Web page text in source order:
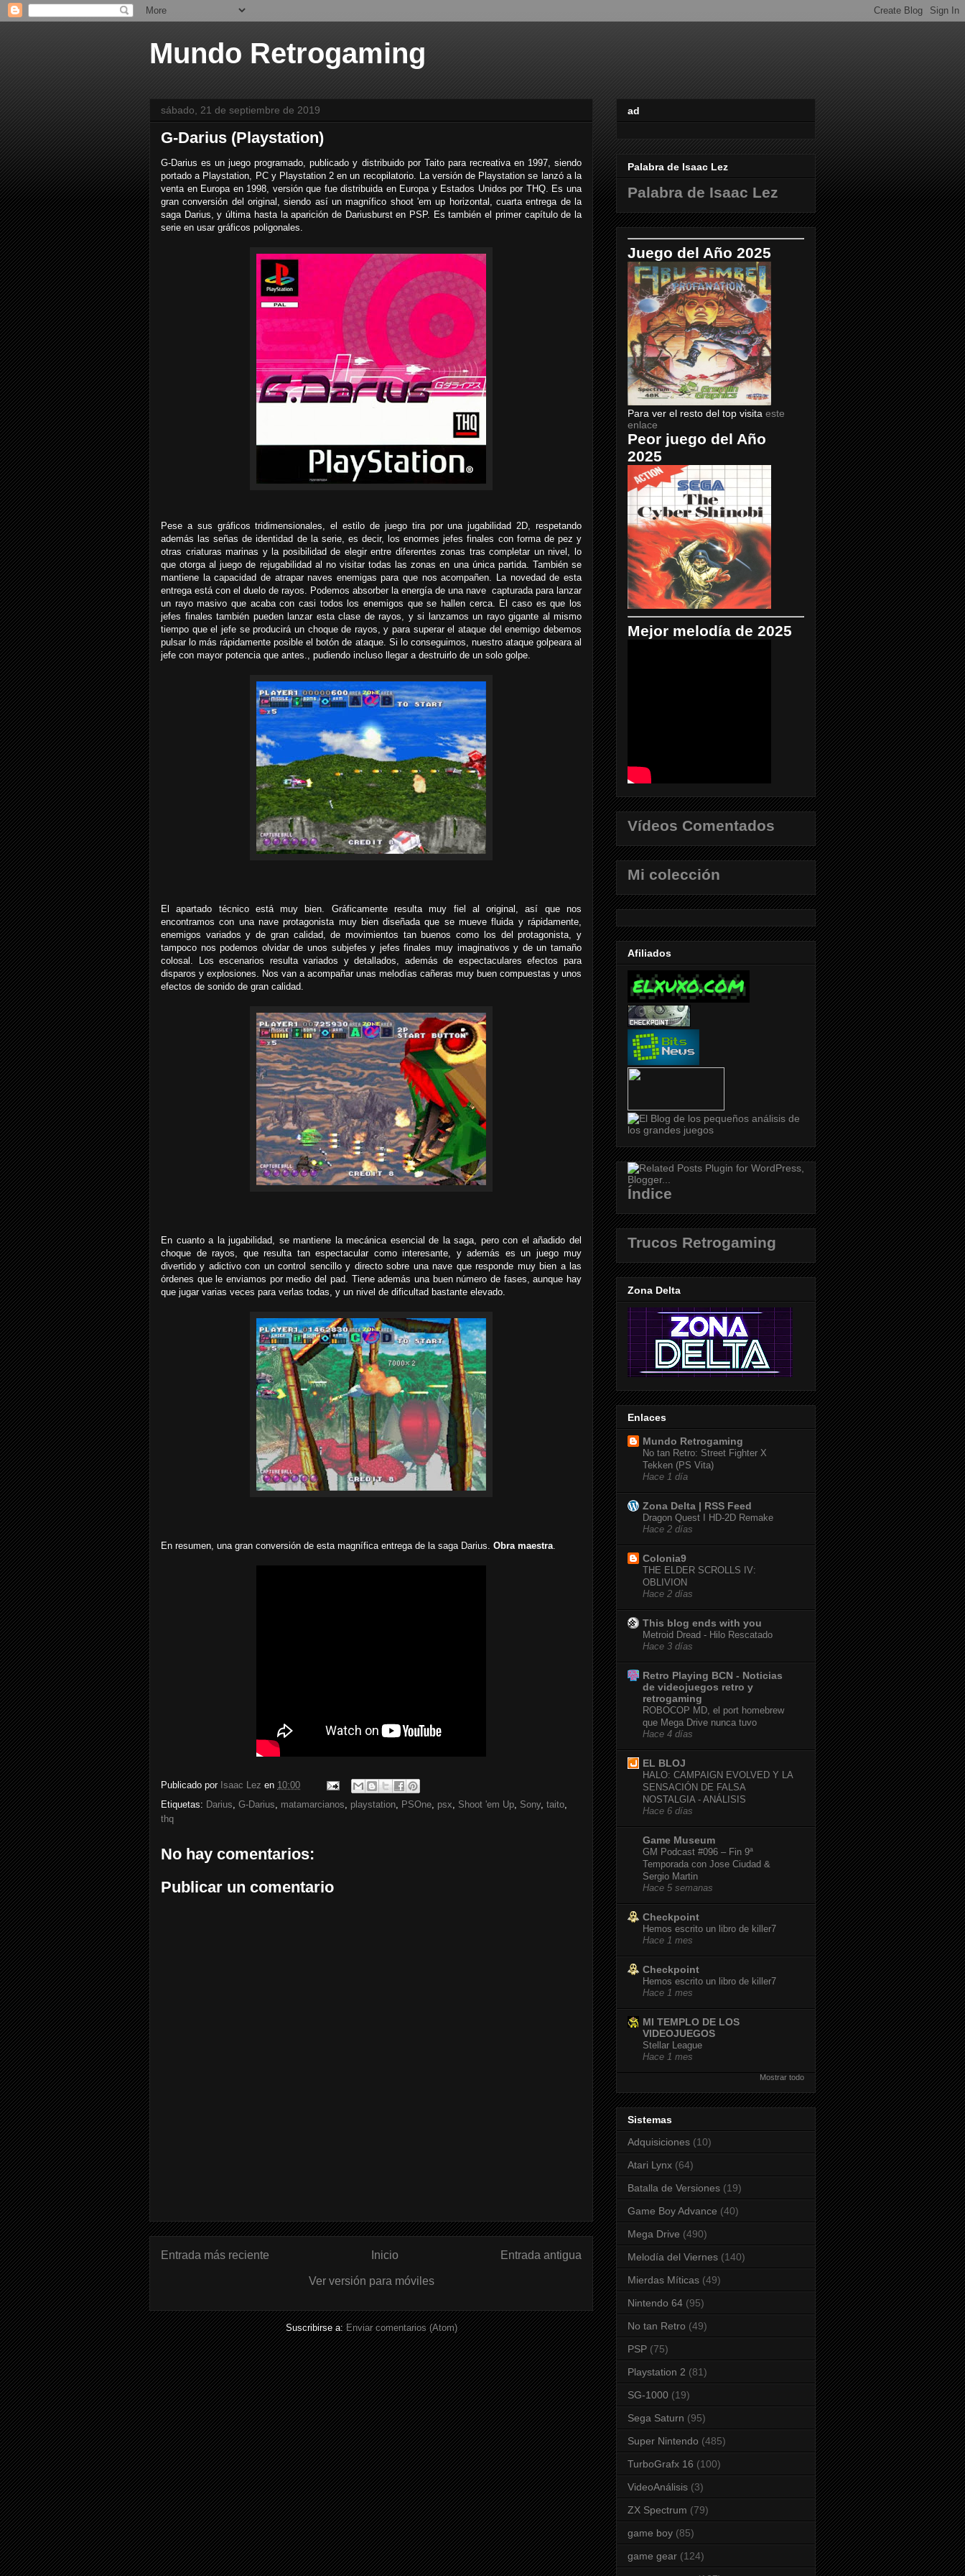
Mundo Retrogaming
sábado, 21 de septiembre de 2019
G-Darius (Playstation)
G-Darius es un juego programado, publicado y distribuido por Taito para recreativa en 1997, siendo
portado a Playstation, PC y Playstation 2 en un recopilatorio. La versión de Playstation se lanzó a la
venta en Europa en 1998, versión que fue distribuida en Europa y Estados Unidos por THQ. Es una
gran conversión del original, siendo así un magnífico shoot 'em up horizontal, cuarta entrega de la
saga Darius, y última hasta la aparición de Dariusburst en PSP. Es también el primer capítulo de la
serie en usar gráficos poligonales.
Pese a sus gráficos tridimensionales, el estilo de juego tira por una jugabilidad 2D, respetando
además las señas de identidad de la serie, es decir, los enormes jefes finales con forma de pez y
otras criaturas marinas y la posibilidad de elegir entre diferentes zonas tras completar un nivel, lo
que otorga al juego de rejugabilidad al no visitar todas las zonas en una única partida. También se
mantiene la capacidad de atrapar naves enemigas para que nos acompañen. La novedad de esta
entrega está con el duelo de rayos. Podemos absorber la energía de una nave capturada para lanzar
un rayo masivo que acaba con casi todos los enemigos que se hallen cerca. El caso es que los
jefes finales también pueden lanzar esta clase de rayos, y si lanzamos un rayo gigante al mismo
tiempo que el jefe se producirá un choque de rayos, y para superar el ataque del enemigo debemos
pulsar lo más rápidamente posible el botón de ataque. Si lo conseguimos, nuestro ataque golpeara al
jefe con mayor potencia que antes., pudiendo incluso llegar a destruirlo de un solo golpe.
El apartado técnico está muy bien. Gráficamente resulta muy fiel al original, así que nos
encontramos con una nave protagonista muy bien diseñada que se mueve fluida y rápidamente,
enemigos variados y de gran calidad, de movimientos tan buenos como los del protagonista, y
tampoco nos podemos olvidar de unos subjefes y jefes finales muy imaginativos y de un tamaño
colosal. Los escenarios resulta variados y detallados, además de espectaculares efectos para
disparos y explosiones. Nos van a acompañar unas melodías cañeras muy buen compuestas y unos
efectos de sonido de gran calidad.
En cuanto a la jugabilidad, se mantiene la mecánica esencial de la saga, pero con el añadido del
choque de rayos, que resulta tan espectacular como interesante, y además es un juego muy
divertido y adictivo con un control sencillo y directo sobre una nave que responde muy bien a las
órdenes que le enviamos por medio del pad. Tiene además una buen número de fases, aunque hay
que jugar varias veces para verlas todas, y un nivel de dificultad bastante elevado.
En resumen, una gran conversión de esta magnífica entrega de la saga Darius. Obra maestra.
Publicado por Isaac Lez en 10:00
Etiquetas: Darius, G-Darius, matamarcianos, playstation, PSOne, psx, Shoot 'em Up, Sony, taito,
thq
No hay comentarios:
Publicar un comentario
Entrada más reciente Entrada antigua
Inicio
Ver versión para móviles
Suscribirse a:Enviar comentarios (Atom)
ad
Palabra de Isaac Lez
Palabra de Isaac Lez
Juego del Año 2025
Para ver el resto del top visita este
enlace
Peor juego del Año
2025
Mejor melodía de 2025
Vídeos Comentados
Mi colección
Afiliados
Índice
Trucos Retrogaming
Zona Delta
Enlaces
Mundo Retrogaming
No tan Retro: Street Fighter X
Tekken (PS Vita)
Hace 1 día
Zona Delta | RSS Feed
Dragon Quest I HD-2D Remake
Hace 2 días
Colonia9
THE ELDER SCROLLS IV:
OBLIVION
Hace 2 días
This blog ends with you
Metroid Dread - Hilo Rescatado
Hace 3 días
Retro Playing BCN - Noticias
de videojuegos retro y
retrogaming
ROBOCOP MD, el port homebrew
que Mega Drive nunca tuvo
Hace 4 días
EL BLOJ
HALO: CAMPAIGN EVOLVED Y LA
SENSACIÓN DE FALSA
NOSTALGIA - ANÁLISIS
Hace 6 días
Game Museum
GM Podcast #096 – Fin 9ª
Temporada con Jose Ciudad &
Sergio Martin
Hace 5 semanas
Checkpoint
Hemos escrito un libro de killer7
Hace 1 mes
Checkpoint
Hemos escrito un libro de killer7
Hace 1 mes
MI TEMPLO DE LOS
VIDEOJUEGOS
Stellar League
Hace 1 mes
Mostrar todo
Sistemas
Adquisiciones (10)
Atari Lynx (64)
Batalla de Versiones (19)
Game Boy Advance (40)
Mega Drive (490)
Melodía del Viernes (140)
Mierdas Míticas (49)
Nintendo 64 (95)
No tan Retro (49)
PSP (75)
Playstation 2 (81)
SG-1000 (19)
Sega Saturn (95)
Super Nintendo (485)
TurboGrafx 16 (100)
VideoAnálisis (3)
ZX Spectrum (79)
game boy (85)
game gear (124)